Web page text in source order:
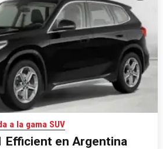
a la gama SUV
Efficient en Argentina